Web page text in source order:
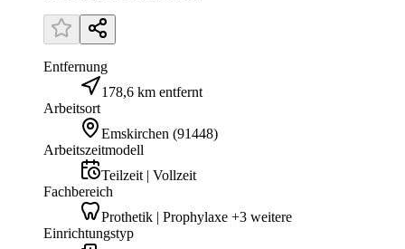
Entfernung
178,6 km entfernt
Arbeitsort
Emskirchen (91448)
Arbeitszeitmodell
Teilzeit | Vollzeit
Fachbereich
Prothetik | Prophylaxe +3 weitere
Einrichtungstyp